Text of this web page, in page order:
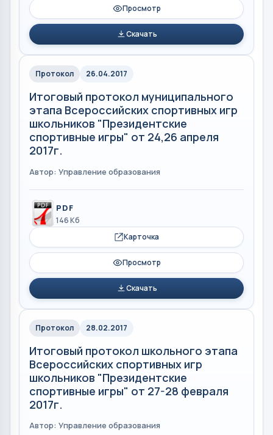
Просмотр
Скачать
Протокол 26.04.2017
Итоговый протокол муниципального
этапа Всероссийских спортивных игр
школьников "Президентские
спортивные игры" от 24,26 апреля
2017г.
Автор: Управление образования
PDF
146 Кб
Карточка
Просмотр
Скачать
Протокол 28.02.2017
Итоговый протокол школьного этапа
Всероссийских спортивных игр
школьников "Президентские
спортивные игры" от 27-28 февраля
2017г.
Автор: Управление образования